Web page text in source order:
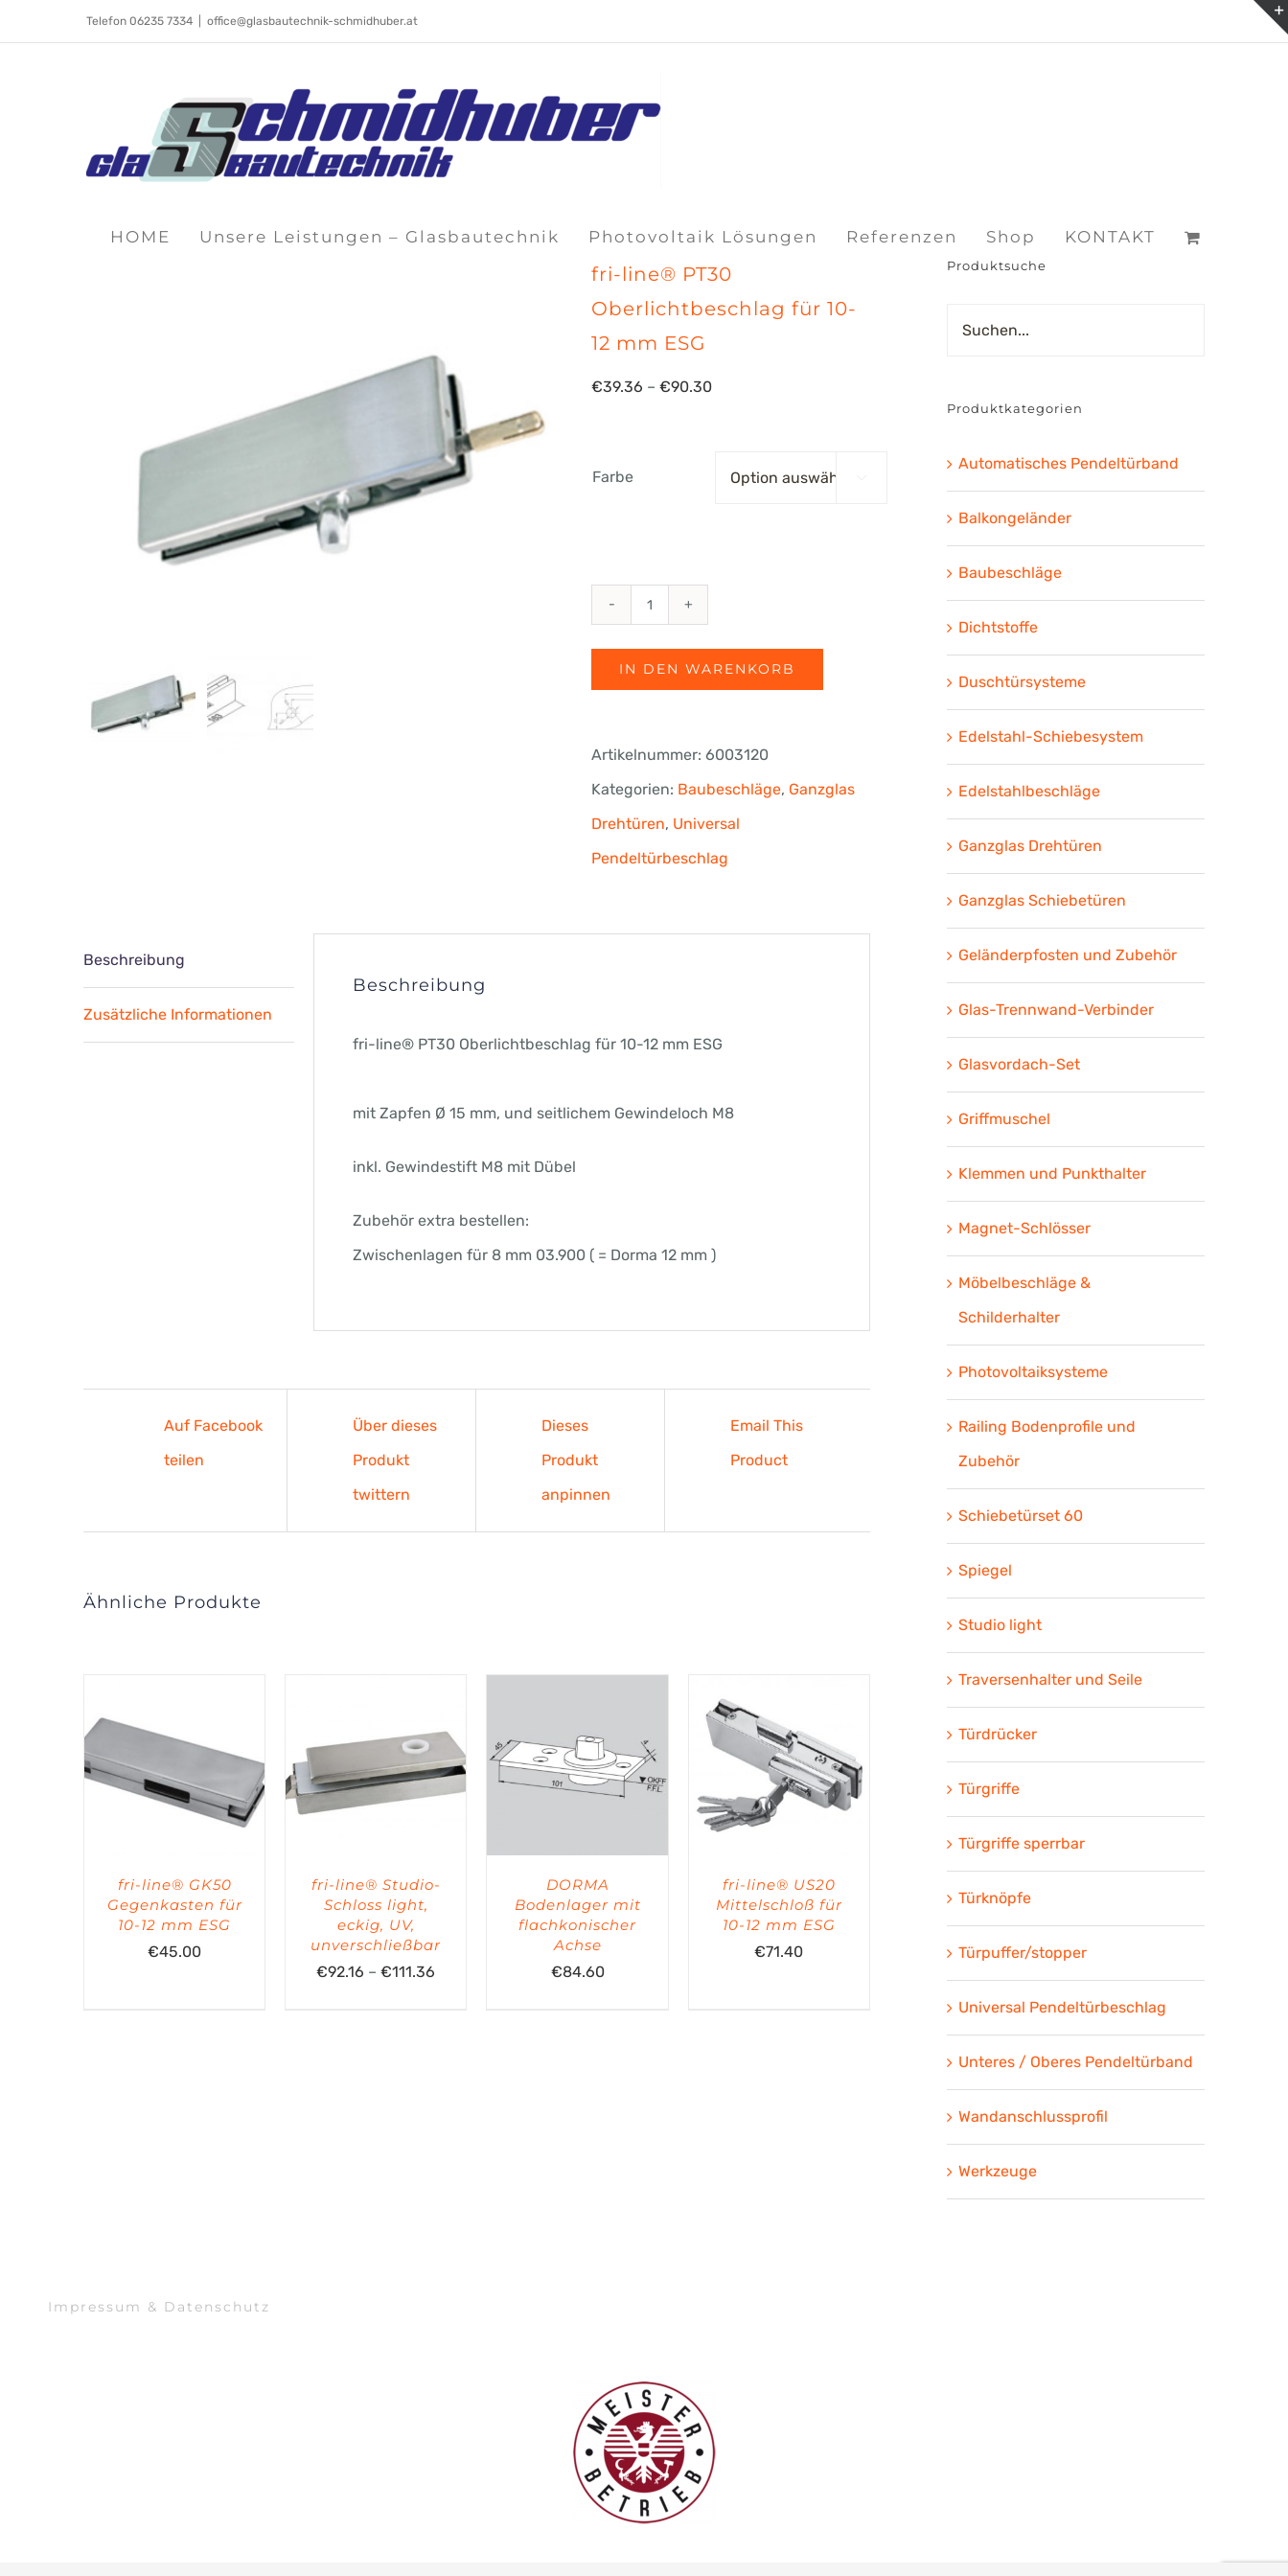
Telefon 06235 7334 office@glasbautechnik-schmidhuber.at
HOME Unsere Leistungen – Glasbautechnik Photovoltaik Lösungen Referenzen Shop KONTAKT
fri-line® PT30
Oberlichtbeschlag für 10-
12 mm ESG
€39.36 – €90.30Preisspanne:
€90.30
Farbe
fri-
line®
PT30
für
10-
12
mm
Menge
IN DEN WARENKORB
Artikelnummer: 6003120
Kategorien: Baubeschläge, Ganzglas
Drehtüren, Universal
Pendeltürbeschlag
Beschreibung
Zusätzliche Informationen
Beschreibung
fri-line® PT30 Oberlichtbeschlag für 10-12 mm ESG
mit Zapfen Ø 15 mm, und seitlichem Gewindeloch M8
inkl. Gewindestift M8 mit Dübel
Zubehör extra bestellen:
Zwischenlagen für 8 mm 03.900 ( = Dorma 12 mm )
Auf Facebook
teilen
Über dieses
Produkt
twittern
Dieses
Produkt
anpinnen
Email This
Product
Ähnliche Produkte
fri-line® GK50
Gegenkasten für
10-12 mm ESG
€45.00
fri-line® Studio-
Schloss light,
eckig, UV,
unverschließbar
€92.16 –€111.36
DORMA
Bodenlager mit
flachkonischer
Achse
€84.60
fri-line® US20
Mittelschloß für
10-12 mm ESG
€71.40
Produktsuche
Produktkategorien
Automatisches Pendeltürband
Balkongeländer
Baubeschläge
Dichtstoffe
Duschtürsysteme
Edelstahl-Schiebesystem
Edelstahlbeschläge
Ganzglas Drehtüren
Ganzglas Schiebetüren
Geländerpfosten und Zubehör
Glas-Trennwand-Verbinder
Glasvordach-Set
Griffmuschel
Klemmen und Punkthalter
Magnet-Schlösser
Möbelbeschläge &
Schilderhalter
Photovoltaiksysteme
Railing Bodenprofile und
Zubehör
Schiebetürset 60
Spiegel
Studio light
Traversenhalter und Seile
Türdrücker
Türgriffe
Türgriffe sperrbar
Türknöpfe
Türpuffer/stopper
Universal Pendeltürbeschlag
Unteres / Oberes Pendeltürband
Wandanschlussprofil
Werkzeuge
Impressum & Datenschutz